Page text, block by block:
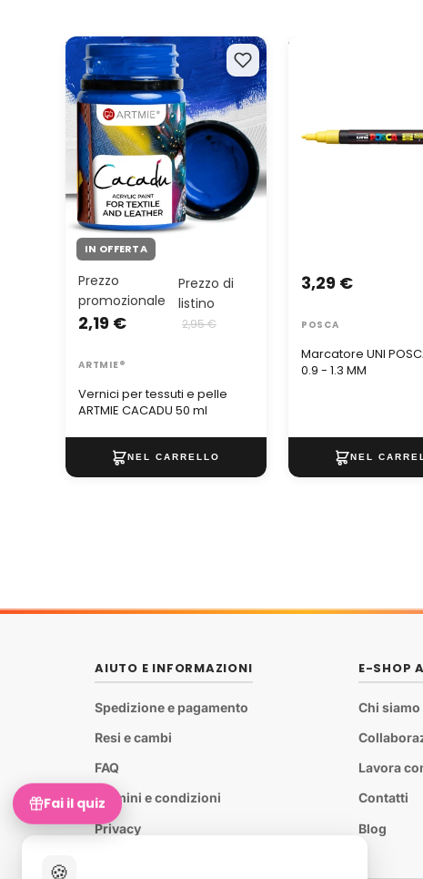
Vernici per tessuti e pelle
ARTMIE CACADU 50 ml
IN OFFERTA
Vernici per tessuti e pelle
ARTMIE CACADU 50 ml
Prezzo
promozionale
2,19 €
Prezzo di
listino
2,95 €
ARTMIE®
Marcatore UNI POSCA
Marcatore UNI
0.9 - 1.3 MM
3,29 €
POSCA
AIUTO E INFORMAZIONI
Spedizione e pagamento
Resi e cambi
FAQ
Termini e condizioni
Privacy
E-SHOP
Chi siamo
Lavora
Contatti
Blog
🍪
Fai il quiz